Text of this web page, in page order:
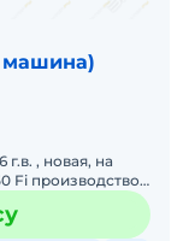
машина)
, новая, на
Fi производство
НДС. Возм